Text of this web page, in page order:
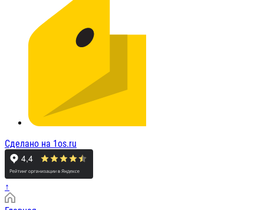
Сделано на 1os.ru
↑